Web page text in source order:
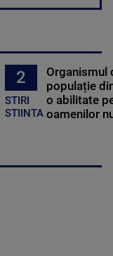
2
STIRI
STIINTA
Organismul
populație
o abilitate
oamenilor